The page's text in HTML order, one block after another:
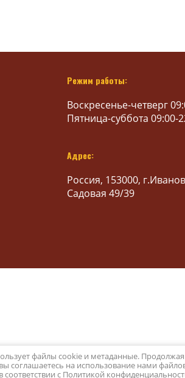
файлы cookie и метаданные. Продолжая
соглашаетесь на использование нами
с Политикой
Режим работы:
Воскресенье-четверг
Пятница-суббота 09:00-
Адрес:
Россия, 153000,
Садовая 49/39